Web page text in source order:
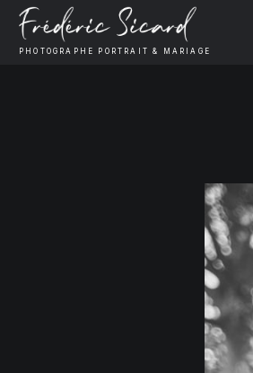
PHOTOGRAPHE PORTRAIT & MARIAGE